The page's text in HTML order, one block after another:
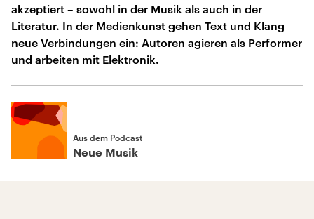
akzeptiert – sowohl in der Musik als auch in der
Literatur. In der Medienkunst gehen Text und Klang
neue Verbindungen ein: Autoren agieren als Performer
und arbeiten mit Elektronik.
Aus dem Podcast
Neue Musik